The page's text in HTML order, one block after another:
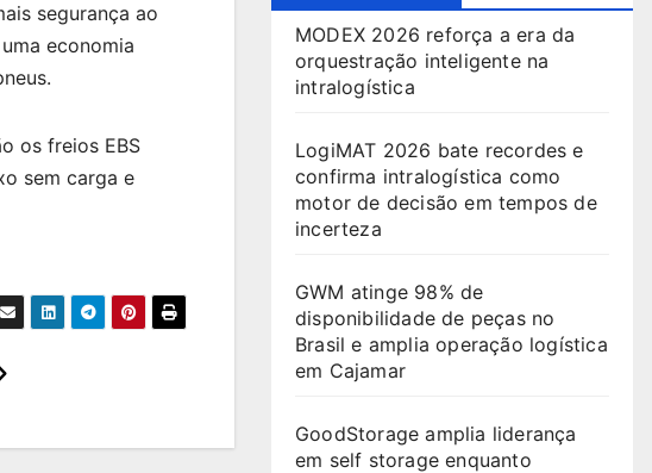
segurança ao
economia
os freios EBS
sem carga e
MODEX 2026 reforça a era da
orquestração inteligente na
intralogística
LogiMAT 2026 bate recordes e
confirma intralogística como
motor de decisão em tempos de
incerteza
GWM atinge 98% de
disponibilidade de peças no
Brasil e amplia operação logística
em Cajamar
GoodStorage amplia liderança
em self storage enquanto